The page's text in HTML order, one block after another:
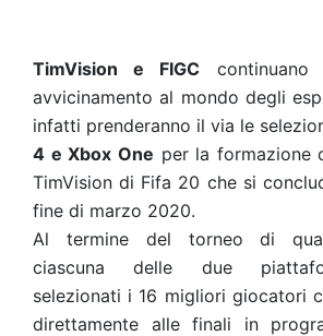
TimVision e FIGC
avvicinamento al mondo degli
infatti prenderanno il via le
4 e Xbox One per la formazione
TimVision di Fifa 20 che si
fine di marzo 2020.
Al termine del torneo di
ciascuna delle due
selezionati i 16 migliori giocatori
direttamente alle finali in